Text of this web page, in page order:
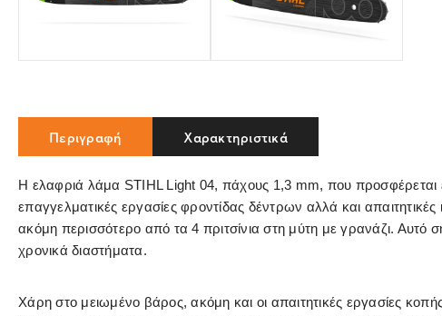
Περιγραφή Χαρακτηριστικά
Η ελαφριά λάμα STIHL Light 04, πάχους 1,3 mm, που προσφέρεται
επαγγελματικές εργασίες φροντίδας δέντρων αλλά και
ακόμη περισσότερο από τα 4 πριτσίνια στη μύτη με γρανάζι. Αυτό
χρονικά διαστήματα.
Χάρη στο μειωμένο βάρος, ακόμη και οι απαιτητικές εργασίες